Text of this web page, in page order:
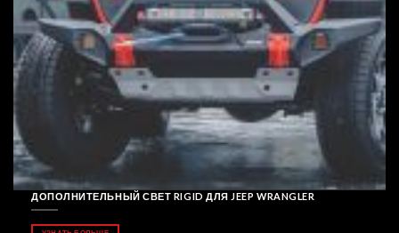
ДОПОЛНИТЕЛЬНЫЙ СВЕТ RIGID ДЛЯ JEEP WRANGLER